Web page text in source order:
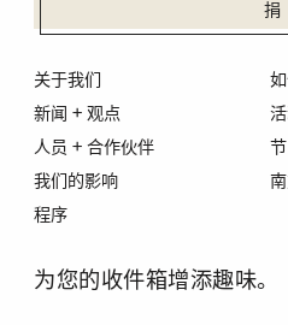
捐
关于我们
新闻 + 观点
人员 + 合作伙伴
我们的影响
程序
为您的收件箱增添趣味。